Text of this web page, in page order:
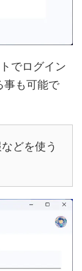
でログイン
事も可能で
どを使う